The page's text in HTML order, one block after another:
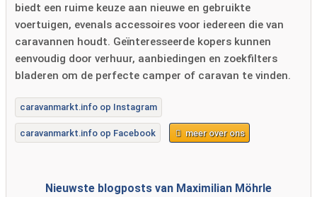
biedt een ruime keuze aan nieuwe en gebruikte
voertuigen, evenals accessoires voor iedereen die van
caravannen houdt. Geïnteresseerde kopers kunnen
eenvoudig door verhuur, aanbiedingen en zoekfilters
bladeren om de perfecte camper of caravan te vinden.
caravanmarkt.info op Instagram
caravanmarkt.info op Facebook meer over ons
Nieuwste blogposts van Maximilian Möhrle